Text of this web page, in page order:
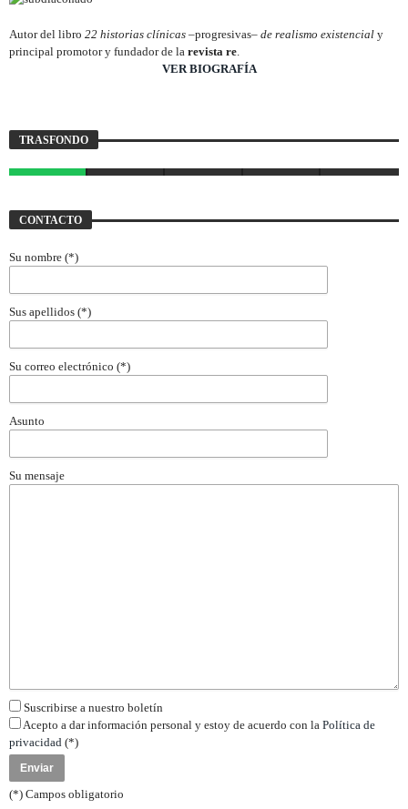
Autor del libro 22 historias clínicas –progresivas– de realismo existencial y
principal promotor y fundador de la revista re
VER BIOGRAFÍA
TRASFONDO
JAVIER BUSTAMANTE
CONTACTO
Su nombre (*)
Sus apellidos (*)
Su correo electrónico (*)
Asunto
Su mensaje
Suscribirse a nuestro boletín
Acepto a dar información personal y estoy de acuerdo con la Política de
privacidad (*)
(*) Campos obligatorio